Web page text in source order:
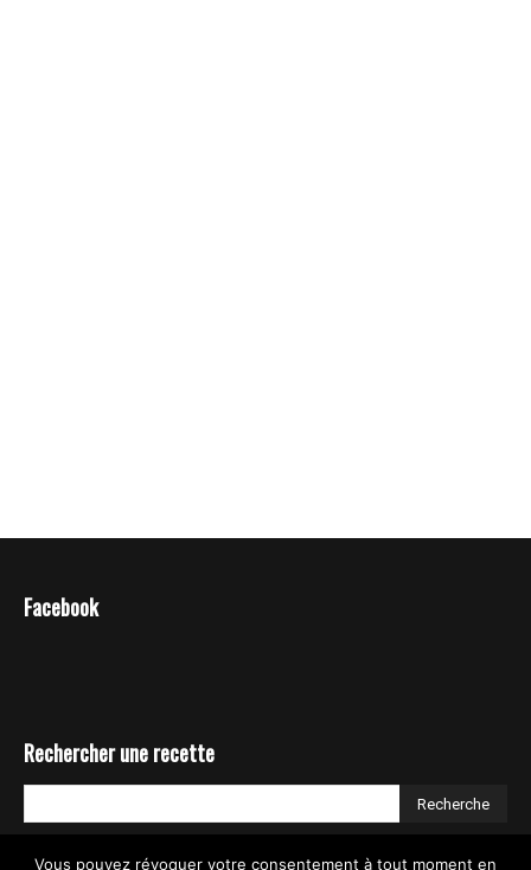
Facebook
Rechercher une recette
Vous pouvez révoquer votre consentement à tout moment en